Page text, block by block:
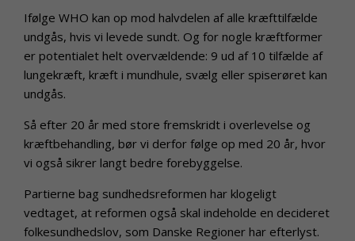
Ifølge WHO kan op mod halvdelen af alle kræfttilfælde
undgås, hvis vi levede sundt. Og for nogle kræftformer
er potentialet helt overvældende: 9 ud af 10 tilfælde af
lungekræft, kræft i mundhule, svælg eller spiserøret kan
undgås.
Så efter 20 år med store fremskridt i overlevelse og
kræftbehandling, bør vi derfor følge op med 20 år, hvor
vi også sikrer langt bedre forebyggelse.
Partierne bag sundhedsreformen har klogeligt
vedtaget, at reformen også skal indeholde en decideret
folkesundhedslov, som Danske Regioner har efterlyst.